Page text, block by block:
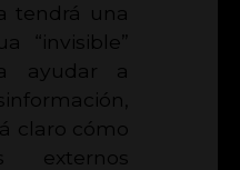
tendrá una
“invisible”
ayudar a
claro cómo
externos